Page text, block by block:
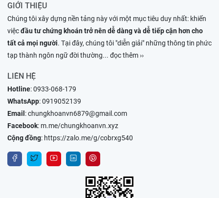
GIỚI THIỆU
Chúng tôi xây dựng nền tảng này với một mục tiêu duy nhất: khiến
việcđầu tư chứng khoán trở nên dễ dàng và dễ tiếp cận hơn cho
tất cả mọi người. Tại đây, chúng tôi "diễn giải" những thông tin phức
tạp thành ngôn ngữ đời thường... đọc thêm ››
LIÊN HỆ
Hotline:0933-068-179
WhatsApp:0919052139
Email :chungkhoanvn6879@gmail.com
Facebook: m.me/chungkhoanvn.xyz
Cộng đồng: https://zalo.me/g/cobrxg540